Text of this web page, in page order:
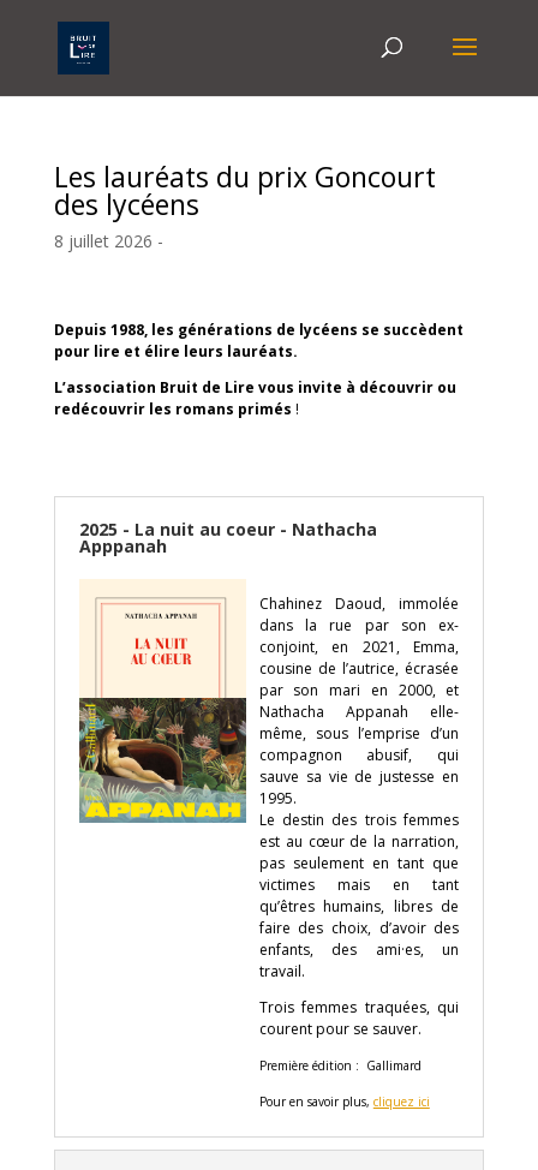
Les lauréats du prix Goncourt
des lycéens
8 juillet 2026 -
Depuis 1988, les générations de lycéens se succèdent
pour lire et élire leurs lauréats.
L’association Bruit de Lire vous invite à découvrir ou
redécouvrir les romans primés !
2025 - La nuit au coeur - Nathacha
Apppanah
Chahinez Daoud, immolée
dans la rue par son ex-
conjoint, en 2021, Emma,
cousine de l’autrice, écrasée
par son mari en 2000, et
Nathacha Appanah elle-
même, sous l’emprise d’un
compagnon abusif, qui
sauve sa vie de justesse en
1995.
Le destin des trois femmes
est au cœur de la narration,
pas seulement en tant que
victimes mais en tant
qu’êtres humains, libres de
faire des choix, d’avoir des
enfants, des ami·es, un
travail.
Trois femmes traquées, qui
courent pour se sauver.
Première édition : Gallimard
Pour en savoir plus, cliquez ici